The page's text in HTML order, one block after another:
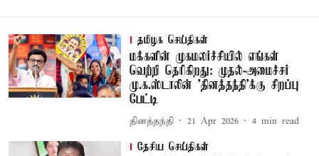
தமிழக செய்திகள்
மக்களின் முகமலர்ச்சியில் எங்கள்
வெற்றி தெரிகிறது: முதல்-அமைச்சர்
மு.க.ஸ்டாலின் 'தினத்தந்தி'க்கு சிறப்பு
பேட்டி
தினத்தந்தி 21 Apr 2026 4 min read
தேசிய செய்திகள்